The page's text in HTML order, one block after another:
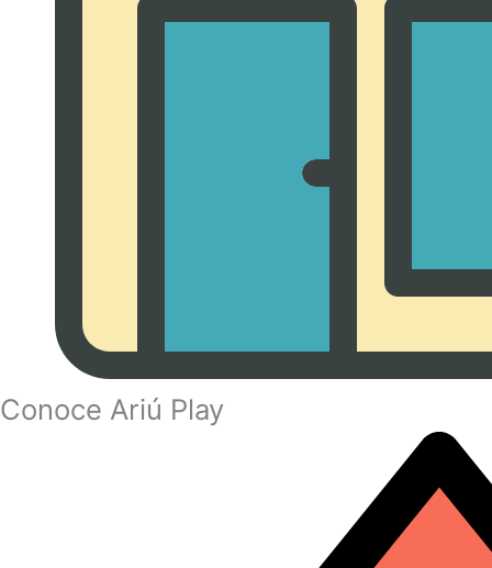
Conoce Ariú Play